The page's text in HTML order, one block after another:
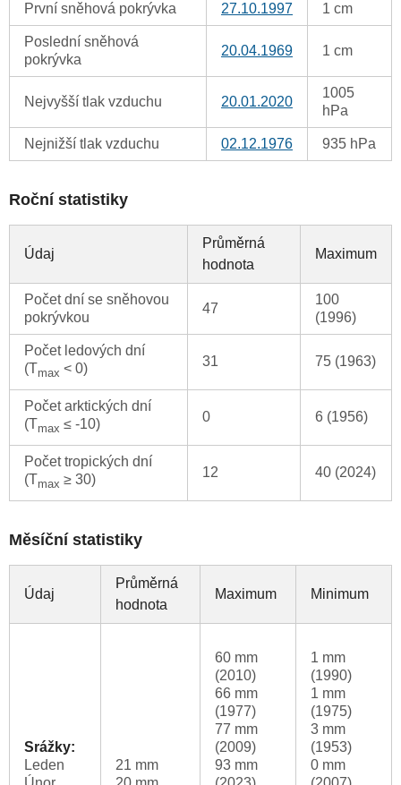
První sněhová pokrývka 27.10.1997 1 cm
Poslední sněhová
pokrývka
20.04.1969 1 cm
Nejvyšší tlak vzduchu 20.01.2020
1005
hPa
Nejnižší tlak vzduchu 02.12.1976 935 hPa
Roční statistiky
Údaj
Průměrná
hodnota
Maximum
Počet dní se sněhovou
pokrývkou
47
100
(1996)
Počet ledových dní
(Tmax < 0) 31 75 (1963)
Počet arktických dní
(Tmax ≤ -10) 0 6 (1956)
Počet tropických dní
(Tmax ≥ 30) 12 40 (2024)
Měsíční statistiky
Údaj
Průměrná
hodnota
Maximum Minimum
Srážky:
Leden
21 mm
60 mm
(2010)
66 mm
(1977)
77 mm
(2009)
93 mm
1 mm
(1990)
1 mm
(1975)
3 mm
(1953)
0 mm